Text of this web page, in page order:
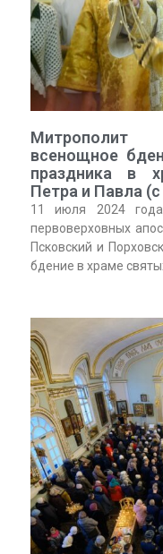
Митрополит
всенощное
праздника в
Петра и Павла (с
11 июля 2024
первоверховных
Псковский и
бдение в храме